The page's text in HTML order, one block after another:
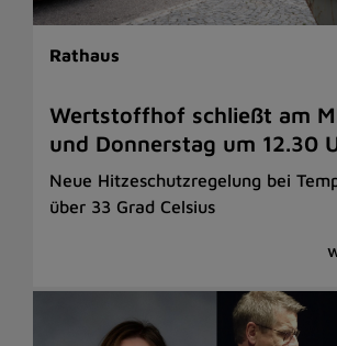
Rathaus
Wertstoffhof schließt am
und Donnerstag um 12.30
Neue Hitzeschutzregelung bei
über 33 Grad Celsius